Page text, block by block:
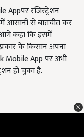
Appपर रजिस्ट्रेशन
आसानी से बातचीत कर
कहा कि इसमें
के किसान अपना
Mobile App पर अभी
हो चुका है.